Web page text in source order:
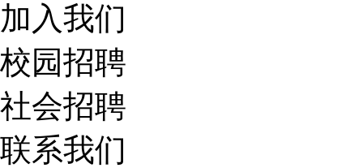
加入我们
校园招聘
社会招聘
联系我们